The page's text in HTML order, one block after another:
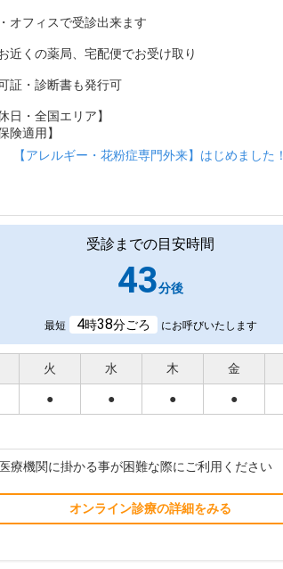
オフィスで受診出来ます
近くの薬局、宅配便でお受け取り
証・診断書も発行可
日・全国エリア】
険適用】
【アレルギー・花粉症専門外来】はじめました！
受診までの目安時間
43分後
最短 4時38分ごろ にお呼びいたします
火 水 木 金
● ● ● ●
療機関に掛かる事が困難な際にご利用ください
オンライン診療の詳細をみる